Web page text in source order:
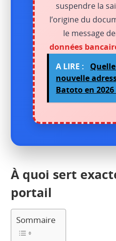
suspendre la
l’origine du
le message
données
A LIRE :
nouvelle
Batoto en 2026
À quoi sert
portail
Sommaire